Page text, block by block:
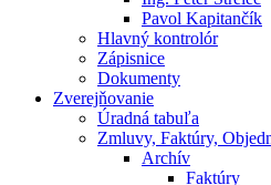
Pavol Kapitančík
Hlavný kontrolór
Zápisnice
Dokumenty
Zverejňovanie
Úradná tabuľa
Zmluvy, Faktúry,
Archív
Faktúry